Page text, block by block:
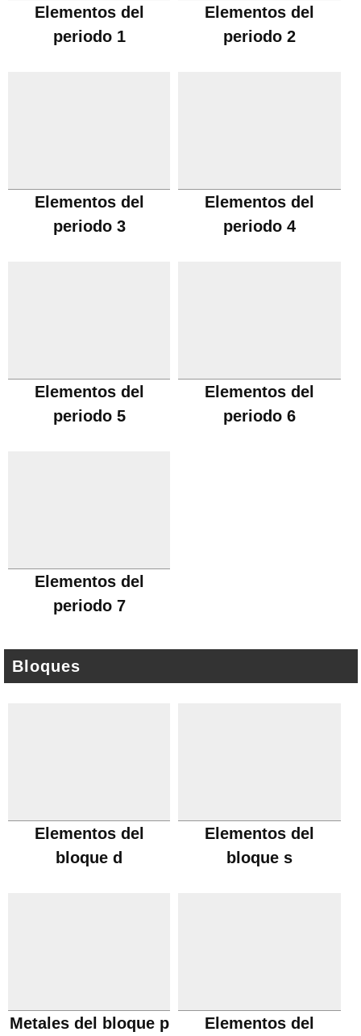
Elementos del
periodo 1
Elementos del
periodo 2
Elementos del
periodo 3
Elementos del
periodo 4
Elementos del
periodo 5
Elementos del
periodo 6
Elementos del
periodo 7
Bloques
Elementos del
bloque d
Elementos del
bloque s
Metales del bloque p Elementos del